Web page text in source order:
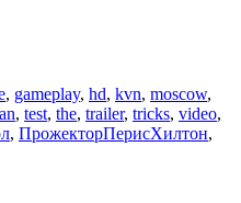
, gameplay, hd, kvn, moscow,
, test, the, trailer, tricks, video,
, ПрожекторПерисХилтон,